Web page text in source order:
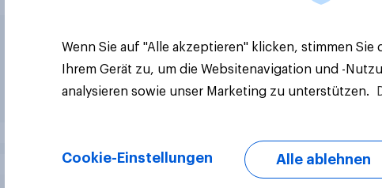
Wenn Sie auf "Alle akzeptieren" klicken, stimmen
Ihrem Gerät zu, um die Websitenavigation und -
analysieren sowie unser Marketing zu unterstützen.
Cookie-Einstellungen Alle ablehnen